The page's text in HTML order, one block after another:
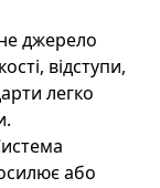
джерело
відступи,
легко
або